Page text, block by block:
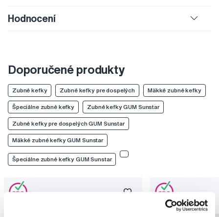
Hodnocení
Doporučené produkty
Zubné kefky Zubné kefky pre dospelých Mäkké zubné kefky
Špeciálne zubné kefky Zubné kefky GUM Sunstar
Zubné kefky pre dospelých GUM Sunstar
Mäkké zubné kefky GUM Sunstar
Špeciálne zubné kefky GUM Sunstar